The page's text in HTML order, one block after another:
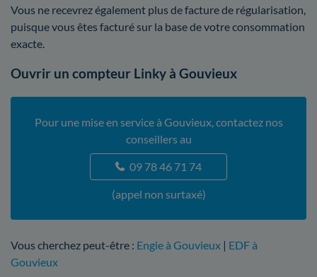
Vous ne recevrez également plus de facture de régularisation,
puisque vous êtes facturé sur la base de votre consommation
exacte.
Ouvrir un compteur Linky à Gouvieux
Pour une mise en service à Gouvieux, contactez nos
conseillers au
09 78 46 71 74
(appel non surtaxé)
Vous cherchez peut-être : Engie à Gouvieux | EDF à
Gouvieux